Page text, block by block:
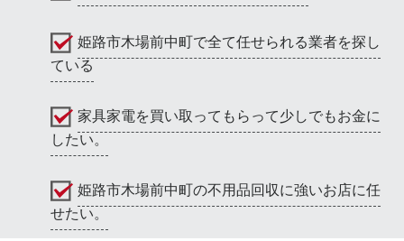
姫路市木場前中町で全て任せられる業者を探し
ている
家具家電を買い取ってもらって少しでもお金に
したい。
姫路市木場前中町の不用品回収に強いお店に任
せたい。